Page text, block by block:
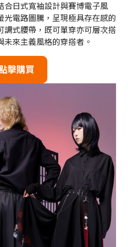
合日式寬袖設計與賽博電子風
光電路圖騰，呈現極具存在感的
調式腰帶，既可單穿亦可層次搭
來主義風格的穿搭者。
擊購買